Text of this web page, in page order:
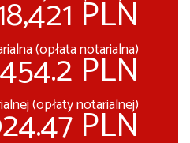
PLN
(opłata notarialna)
PLN
(opłaty notarialnej)
PLN